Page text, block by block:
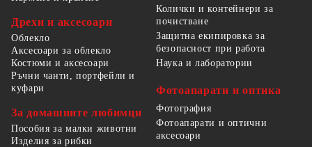
Дрехи и аксесоари
Облекло
Аксесоари за облекло
Костюми и аксесоари
Ръчни чанти, портфейли и
куфари
За домашните любимци
Пособия за малки животни
Изделия за рибки
Колички и контейнери за
почистване
Защитна екипировка за
безопасност при работа
Наука и лаборатории
Фотоапарати и оптика
Фотография
Фотоапарати и оптични
аксесоари